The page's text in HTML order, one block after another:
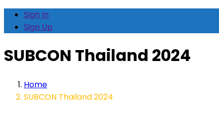
Sign In
Sign Up
SUBCON Thailand 2024
Home
SUBCON Thailand 2024